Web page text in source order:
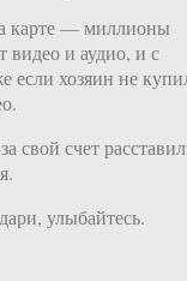
карте — миллионы
и аудио, и с
если хозяин не
свой счет
улыбайтесь.